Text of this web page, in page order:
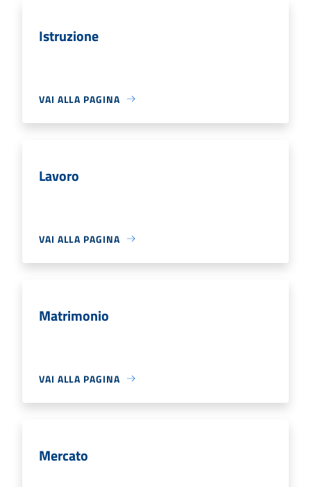
Istruzione
VAI ALLA PAGINA
Lavoro
VAI ALLA PAGINA
Matrimonio
VAI ALLA PAGINA
Mercato